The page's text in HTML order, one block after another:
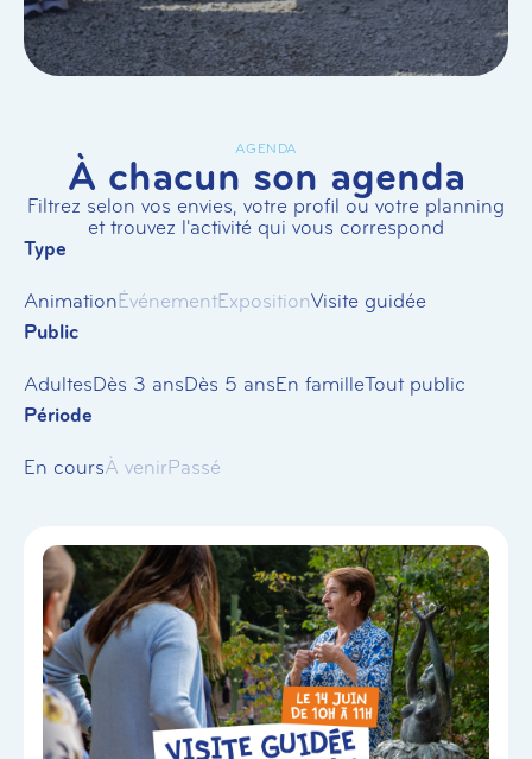
AGENDA
À chacun son agenda
Filtrez selon vos envies, votre profil ou votre planning
et trouvez l'activité qui vous correspond
Type
AnimationÉvénementExpositionVisite guidée
Public
AdultesDès 3 ansDès 5 ansEn familleTout public
Période
En coursÀ venirPassé